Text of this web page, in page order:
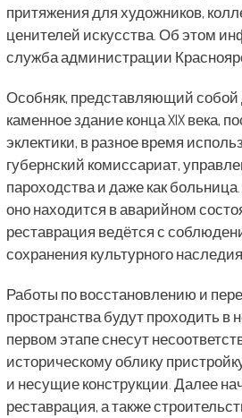
притяжения для художников,
ценителей искусства. Об этом
служба администрации
Особняк, представляющий собой
каменное здание конца XIX века,
эклектики, в разное время
губернский комиссариат,
пароходства и даже как
оно находится в аварийном
реставрация ведётся с
сохранения культурного наследия.
Работы по восстановлению и
пространства будут проходить в
первом этапе снесут
историческому облику
и несущие конструкции. Далее
реставрация, а также